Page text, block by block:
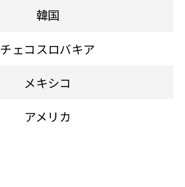
韓国
チェコスロバキア
メキシコ
アメリカ